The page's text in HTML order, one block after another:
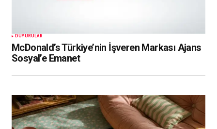
DUYURULAR
McDonald’s Türkiye’nin İşveren Markası Ajans
Sosyal’e Emanet